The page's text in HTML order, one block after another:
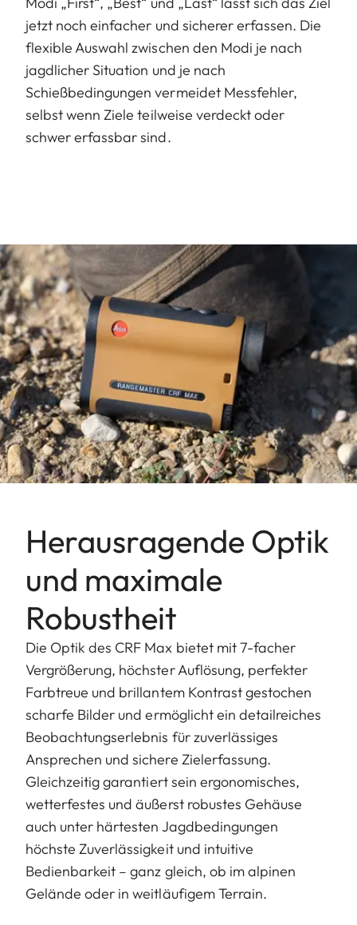
jetzt noch einfacher und sicherer erfassen. Die
flexible Auswahl zwischen den Modi je nach
jagdlicher Situation und je nach
Schießbedingungen vermeidet Messfehler,
selbst wenn Ziele teilweise verdeckt oder
schwer erfassbar sind.
Herausragende Optik
und maximale
Robustheit
Die Optik des CRF Max bietet mit 7-facher
Vergrößerung, höchster Auflösung, perfekter
Farbtreue und brillantem Kontrast gestochen
scharfe Bilder und ermöglicht ein detailreiches
Beobachtungserlebnis für zuverlässiges
Ansprechen und sichere Zielerfassung.
Gleichzeitig garantiert sein ergonomisches,
wetterfestes und äußerst robustes Gehäuse
auch unter härtesten Jagdbedingungen
höchste Zuverlässigkeit und intuitive
Bedienbarkeit – ganz gleich, ob im alpinen
Gelände oder in weitläufigem Terrain.